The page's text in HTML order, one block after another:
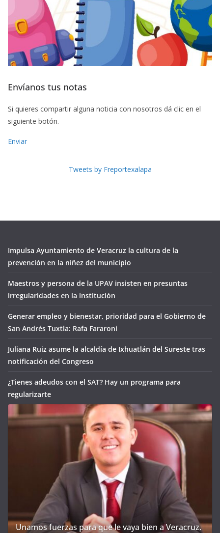
Envíanos tus notas
Si quieres compartir alguna noticia con nosotros dá clic en el
siguiente botón.
Enviar
Tweets by Freportexalapa
Impulsa Ayuntamiento de Veracruz la cultura de la
prevención en la niñez del municipio
Maestros y persona de la UPAV insisten en presuntas
irregularidades en la institución
Generar empleo y bienestar, prioridad para el Gobierno de
San Andrés Tuxtla: Rafa Fararoni
Juliana Ruiz asume la alcaldía de Ixhuatlán del Sureste tras
notificación del Congreso
¿Tienes adeudos con el SAT? Hay un programa para
regularizarte
Unamos fuerzas para que le vaya bien a Veracruz.